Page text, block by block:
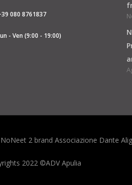
080 8761837
- Ven (9:00 - 19:00)
2 brand Associazione Dante
2022 ©ADV Apulia